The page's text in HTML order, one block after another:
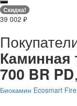
Скидка!
39 002 ₽
Каминная
700 BR PD
Биокамин Ecosmart